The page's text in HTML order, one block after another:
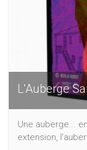
L'Auberge
Une auberge...
extension,